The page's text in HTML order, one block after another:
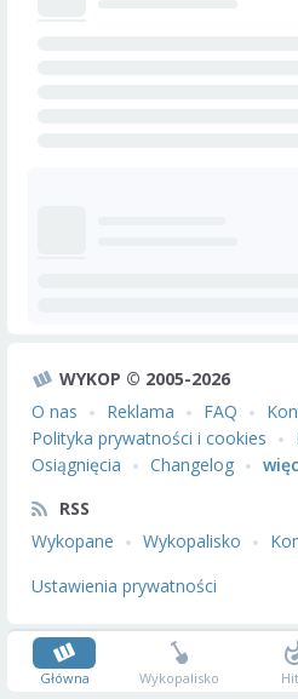
WYKOP © 2005-2026
O nas
Reklama FAQ
Polityka prywatności i cookies
Osiągnięcia
Changelog
RSS
Wykopane
Wykopalisko
Ustawienia prywatności
Główna Wykopalisko